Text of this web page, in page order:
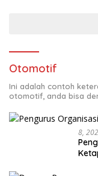
Otomotif
Ini adalah contoh
otomotif, anda bisa
8,